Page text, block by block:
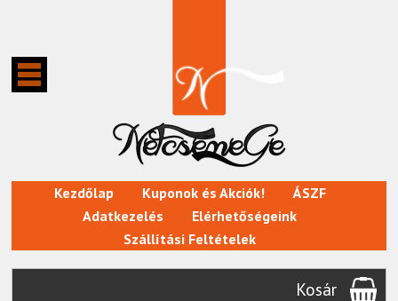
Kezdőlap Kuponok és Akciók!
ÁSZF
Adatkezelés
Elérhetőségeink
Szállítási Feltételek
Kosár